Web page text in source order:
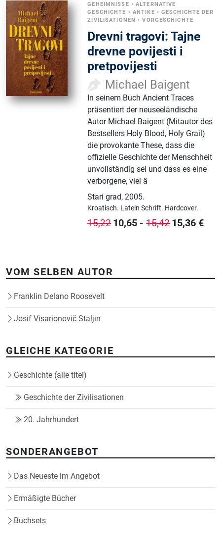
GEHEIMNISSE •ALTERNATIVE
GESCHICHTE • ANTIKE •GESCHICHTE DER
ZIVILISATIONEN •VORGESCHICHTE
Drevni tragovi: Tajne
drevne povijesti i
pretpovijesti
Michael Baigent
In seinem Buch Ancient Traces
präsentiert der neuseeländische
Autor Michael Baigent (Mitautor des
Bestsellers Holy Blood, Holy Grail)
die provokante These, dass die
offizielle Geschichte der Menschheit
unvollständig sei und dass es eine
verborgene, viel ä
Stari grad,2005.
Kroatisch. Latein Schrift. Hardcover.
15,22 10,65 -15,42 15,36 €
VOM SELBEN AUTOR
Franklin Delano Roosevelt
Josif Visarionovič Staljin
GLEICHE KATEGORIE
Geschichte (alle titel)
Geschichte der Zivilisationen
20. Jahrhundert
SONDERANGEBOT
Das Neueste im Angebot
Ermäßigte Bücher
Buchsets